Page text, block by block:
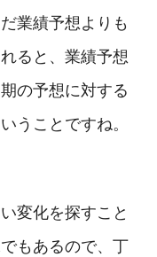
業績予想よりも
ると、業績予想
の予想に対する
うことですね。
変化を探すこと
もあるので、丁